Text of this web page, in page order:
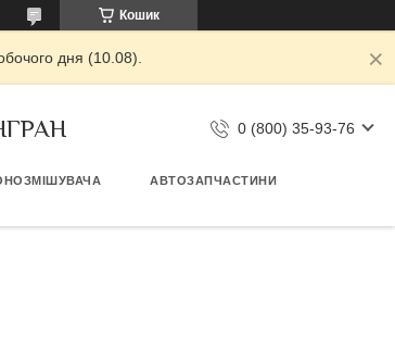
Кошик
дня (10.08).
0 (800) 35-93-76
АВТОЗАПЧАСТИНИ